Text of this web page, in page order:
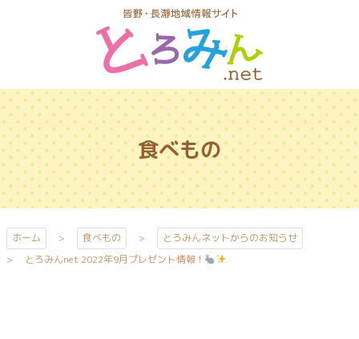
ツ
本
文
へ
ス
キ
ッ
とろみんネッ
ト
食べもの
ホーム 食べもの
とろみんネットからのお知らせ
とろみんnet 2022年9月プレゼント情報！